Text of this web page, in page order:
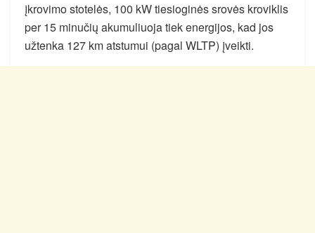
įkrovimo stotelės, 100 kW tiesioginės srovės kroviklis
per 15 minučių akumuliuoja tiek energijos, kad jos
užtenka 127 km atstumui (pagal WLTP) įveikti.